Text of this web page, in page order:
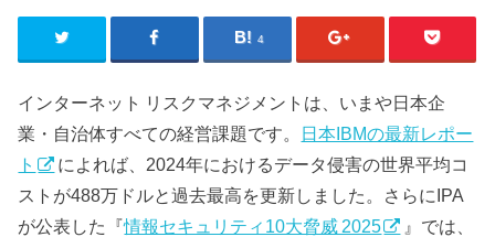
4
インターネット リスクマネジメントは、いまや日本企
業・自治体すべての経営課題です。 日本IBMの最新レポー
ト
によれば、2024年におけるデータ侵害の世界平均コ
ストが488万ドルと過去最高を更新しました。さらにIPA
が公表した『情報セキュリティ10大脅威 2025
』では、